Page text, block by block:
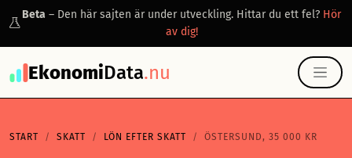
Beta – Den här sajten är under utveckling. Hittar du ett fel? Hör
av dig!
EkonomiData.nu
START SKATT LÖN EFTER SKATT ÖSTERSUND, 35 000 KR